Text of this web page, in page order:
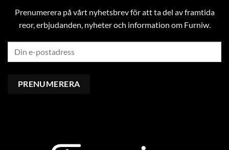
Prenumerera på vårt nyhetsbrev för att ta del av framtida
reor, erbjudanden, nyheter och information om Furniw.